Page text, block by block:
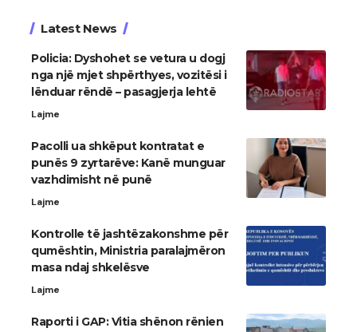
Latest News
Policia: Dyshohet se vetura u dogj
nga një mjet shpërthyes, vozitësi i
lënduar rëndë – pasagjerja lehtë
Lajme
Pacolli ua shkëput kontratat e
punës 9 zyrtarëve: Kanë munguar
vazhdimisht në punë
Lajme
Kontrolle të jashtëzakonshme për
qumështin, Ministria paralajmëron
masa ndaj shkelësve
Lajme
Raporti i GAP: Vitia shënon rënien